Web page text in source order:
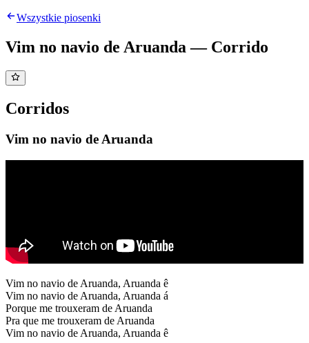
Wszystkie piosenki
Vim no navio de Aruanda — Corrido
Corridos
Vim no navio de Aruanda
Vim no navio de Aruanda, Aruanda ê
Vim no navio de Aruanda, Aruanda á
Porque me trouxeram de Aruanda
Pra que me trouxeram de Aruanda
Vim no navio de Aruanda, Aruanda ê